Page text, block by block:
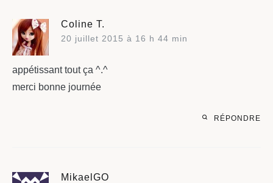
Coline T.
20 juillet 2015 à 16 h 44 min
appétissant tout ça ^.^
merci bonne journée
RÉPONDRE
MikaelGO